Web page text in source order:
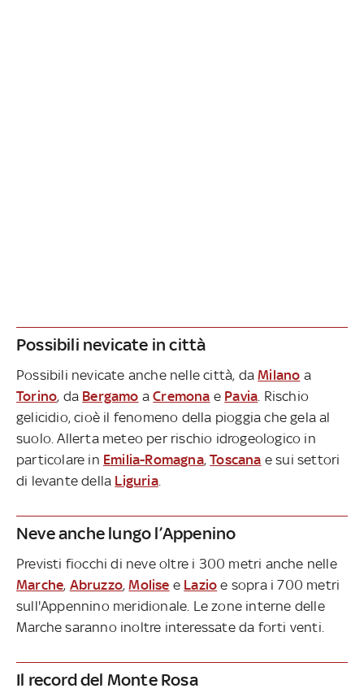
Possibili nevicate in città
Possibili nevicate anche nelle città, daMilano a
Torino, da Bergamo aCremona e Pavia . Rischio
gelicidio, cioè il fenomeno della pioggia che gela al
suolo. Allerta meteo per rischio idrogeologico in
particolare in Emilia-Romagna,Toscana e sui settori
di levante della Liguria.
Neve anche lungo l’Appenino
Previsti fiocchi di neve oltre i 300 metri anche nelle
Marche, Abruzzo,Molise e Lazio e sopra i 700 metri
sull'Appennino meridionale. Le zone interne delle
Marche saranno inoltre interessate da forti venti.
Il record del Monte Rosa